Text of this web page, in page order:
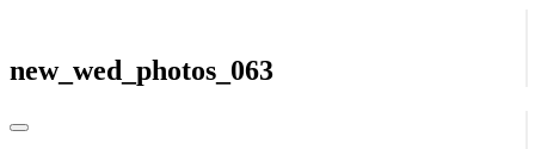
new_wed_photos_063